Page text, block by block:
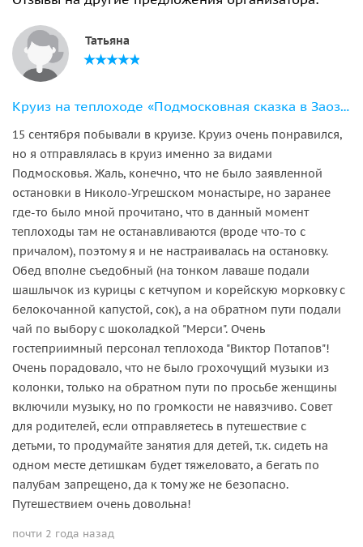
Татьяна
Круиз на теплоходе «Подмосковная сказка в Заозерье»
15 сентября побывали в круизе. Круиз очень понравился,
но я отправлялась в круиз именно за видами
Подмосковья. Жаль, конечно, что не было заявленной
остановки в Николо-Угрешском монастыре, но заранее
где-то было мной прочитано, что в данный момент
теплоходы там не останавливаются (вроде что-то с
причалом), поэтому я и не настраивалась на остановку.
Обед вполне съедобный (на тонком лаваше подали
шашлычок из курицы с кетчупом и корейскую морковку с
белокочанной капустой, сок), а на обратном пути подали
чай по выбору с шоколадкой "Мерси". Очень
гостеприимный персонал теплохода "Виктор Потапов"!
Очень порадовало, что не было грохочущий музыки из
колонки, только на обратном пути по просьбе женщины
включили музыку, но по громкости не навязчиво. Совет
для родителей, если отправляетесь в путешествие с
детьми, то продумайте занятия для детей, т.к. сидеть на
одном месте детишкам будет тяжеловато, а бегать по
палубам запрещено, да к тому же не безопасно.
Путешествием очень довольна!
почти 2 года назад